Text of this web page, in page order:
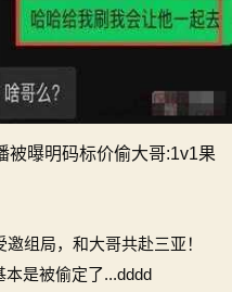
被曝明码标价偷大哥:1v1果
组局，和大哥共赴三亚！
是被偷定了...dddd